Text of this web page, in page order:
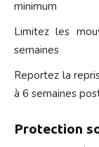
minimum
Limitez les
semaines
Reportez la
à 6 semaines
Protection